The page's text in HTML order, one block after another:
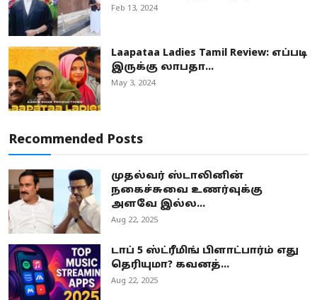
Feb 13, 2024
Laapataa Ladies Tamil Review: எப்படி
இருக்கு லாபதா...
May 3, 2024
Recommended Posts
முதல்வர் ஸ்டாலினின்
நகைச்சுவை உணர்வுக்கு
அளவே இல்ல...
Aug 22, 2025
டாப் 5 ஸ்ட்ரீமிங் பிளாட்பார்ம் எது
தெரியுமா? கவனத்...
Aug 22, 2025